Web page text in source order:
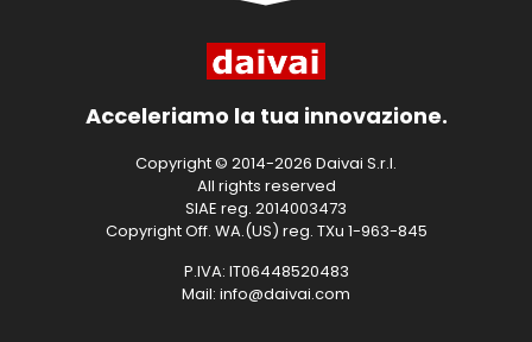
Acceleriamo la tua innovazione.
Copyright © 2014-2026 Daivai S.r.l.
All rights reserved
SIAE reg. 2014003473
Copyright Off. WA.(US) reg. TXu 1-963-845
P.IVA: IT06448520483
Mail: info@daivai.com